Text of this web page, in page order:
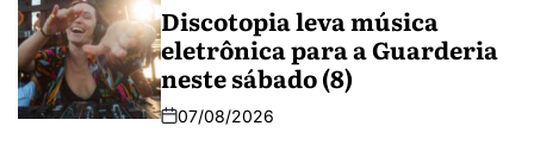
Discotopia leva música
eletrônica para a Guarderia
neste sábado (8)
07/08/2026